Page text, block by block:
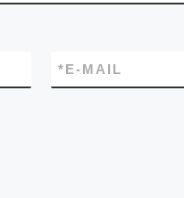
E-MAIL
*